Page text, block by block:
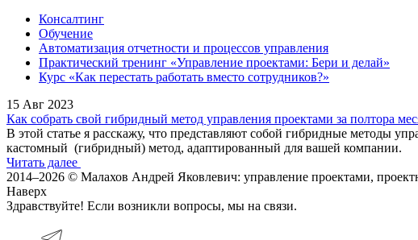
Консалтинг
Обучение
Автоматизация отчетности и процессов управления
Практический тренинг «Управление проектами: Бери и делай»
Курс «Как перестать работать вместо сотрудников?»
15 Авг 2023
Как собрать свой гибридный метод управления проектами за полтора
В этой статье я расскажу, что представляют собой гибридные методы
кастомный (гибридный) метод, адаптированный для вашей компании.
Читать далее
2014–2026 © Малахов Андрей Яковлевич: управление проектами,
Наверх
Здравствуйте! Если возникли вопросы, мы на связи.